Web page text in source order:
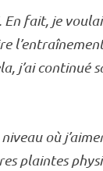
fait, je
j’ai
où
plaintes